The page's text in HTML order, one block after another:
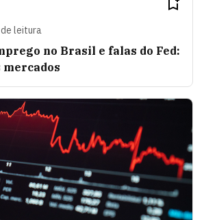
de leitura
no Brasil e falas do Fed:
mercados